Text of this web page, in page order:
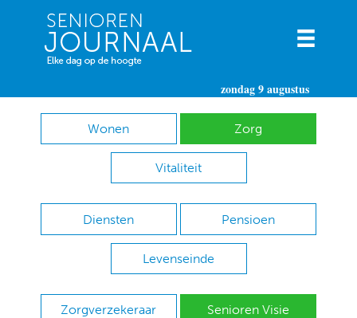
zondag 9 augustus
Wonen Zorg
Vitaliteit
Diensten Pensioen
Levenseinde
Zorgverzekeraar Senioren Visie